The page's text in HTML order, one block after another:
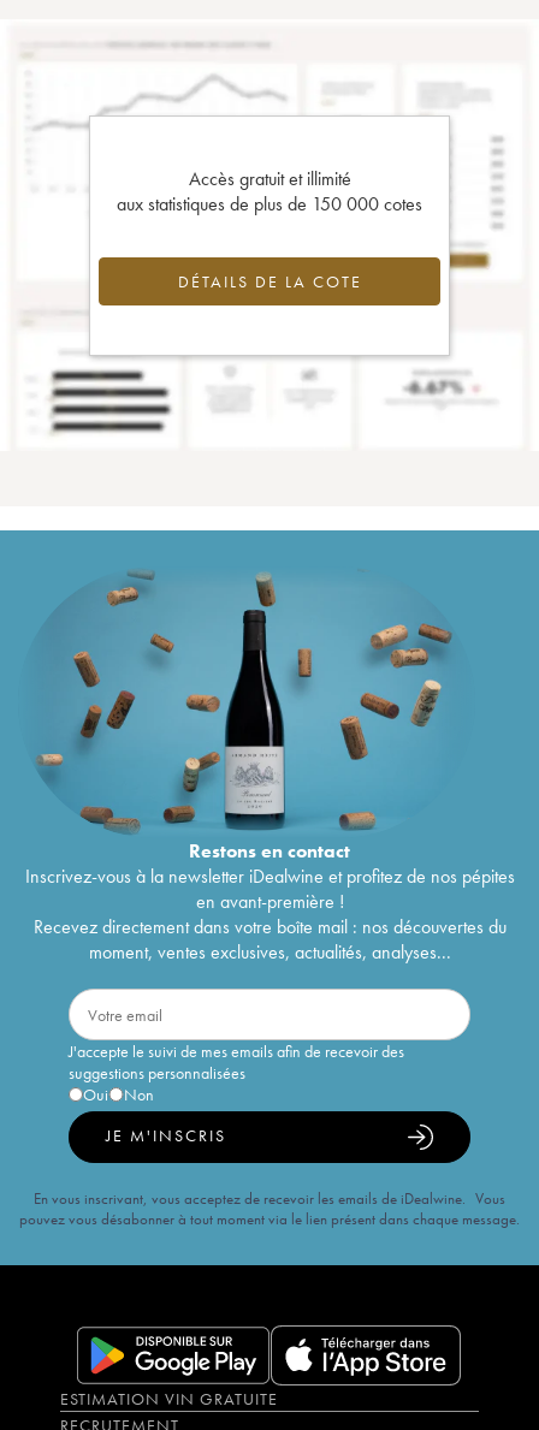
Accès gratuit et illimité
aux statistiques de plus de 150 000 cotes
DÉTAILS DE LA COTE
Restons encontact
Inscrivez-vous à la newsletter iDealwine et profitez de nos pépites
en avant-première !
Recevez directement dans votre boîte mail : nos découvertes du
moment, ventes exclusives, actualités, analyses...
J'accepte le suivi de mes emails afin de recevoir des
suggestions personnalisées
Oui
Non
JE M'INSCRIS
En vous inscrivant, vous acceptez de recevoir les emails de iDealwine. Vous
pouvez vous désabonner à tout moment via le lien présent dans chaque message.
ESTIMATION VIN GRATUITE
RECRUTEMENT